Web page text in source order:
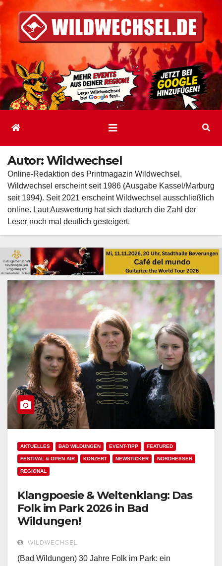
Inhalt
springen
Autor: Wildwechsel
Online-Redaktion des Printmagazin Wildwechsel.
Wildwechsel erscheint seit 1986 (Ausgabe Kassel/Marburg
seit 1994). Seit 2021 erscheint Wildwechsel ausschließlich
online. Laut Auswertung hat sich dadurch die Zahl der
Leser noch mal deutlich gesteigert.
AKTUELLES BAD WILDUNGEN EVENT-TIPP FEATURED
FESTIVAL & OPEN AIR KONZERT NEWSTICKER NORDHESSEN
REGIONAL
Klangpoesie & Weltenklang: Das
Folk im Park 2026 in Bad
Wildungen!
WILDWECHSEL
(Bad Wildungen) 30 Jahre Folk im Park: ein